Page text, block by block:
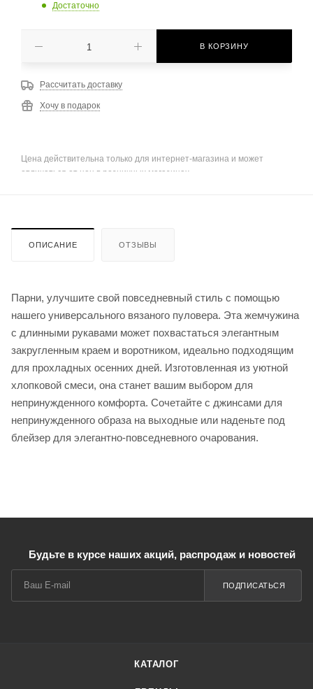
Достаточно
В КОРЗИНУ
Рассчитать доставку
Хочу в подарок
Цена действительна только для интернет-магазина и может
отличаться от цен в розничных магазинах
ОПИСАНИЕ ОТЗЫВЫ
Парни, улучшите свой повседневный стиль с помощью
нашего универсального вязаного пуловера. Эта жемчужина
с длинными рукавами может похвастаться элегантным
закругленным краем и воротником, идеально подходящим
для прохладных осенних дней. Изготовленная из уютной
хлопковой смеси, она станет вашим выбором для
непринужденного комфорта. Сочетайте с джинсами для
непринужденного образа на выходные или наденьте под
блейзер для элегантно-повседневного очарования.
Будьте в курсе наших акций, распродаж и новостей
ПОДПИСАТЬСЯ
КАТАЛОГ